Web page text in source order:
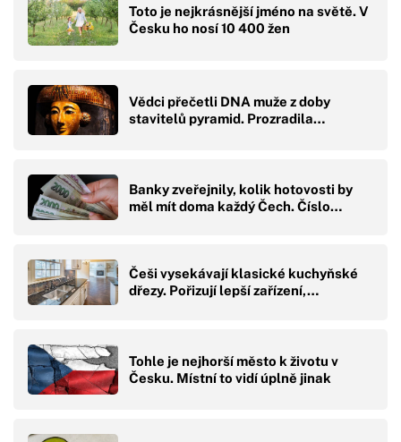
Toto je nejkrásnější jméno na světě. V
Česku ho nosí 10 400 žen
Vědci přečetli DNA muže z doby
stavitelů pyramid. Prozradila…
Banky zveřejnily, kolik hotovosti by
měl mít doma každý Čech. Číslo…
Češi vysekávají klasické kuchyňské
dřezy. Pořizují lepší zařízení,…
Tohle je nejhorší město k životu v
Česku. Místní to vidí úplně jinak